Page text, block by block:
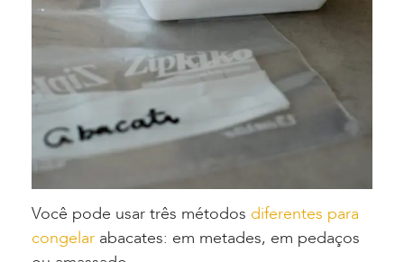
Você pode usar três métodos diferentes para
congelar abacates: em metades, em pedaços